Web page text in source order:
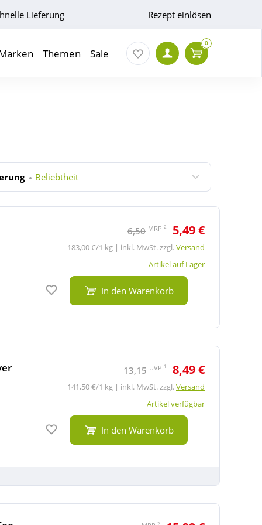
Lieferung Rezept einlösen
Themen Sale
0
Beliebtheit
6,50 MRP 2 5,49 €
183,00 €/1 kg | inkl. MwSt. zzgl.Versand
Artikel auf Lager
Auf den Merkzettel
In den Warenkorb
13,15 UVP 1 8,49 €
141,50 €/1 kg | inkl. MwSt. zzgl.Versand
Artikel verfügbar
Auf den Merkzettel
In den Warenkorb
2